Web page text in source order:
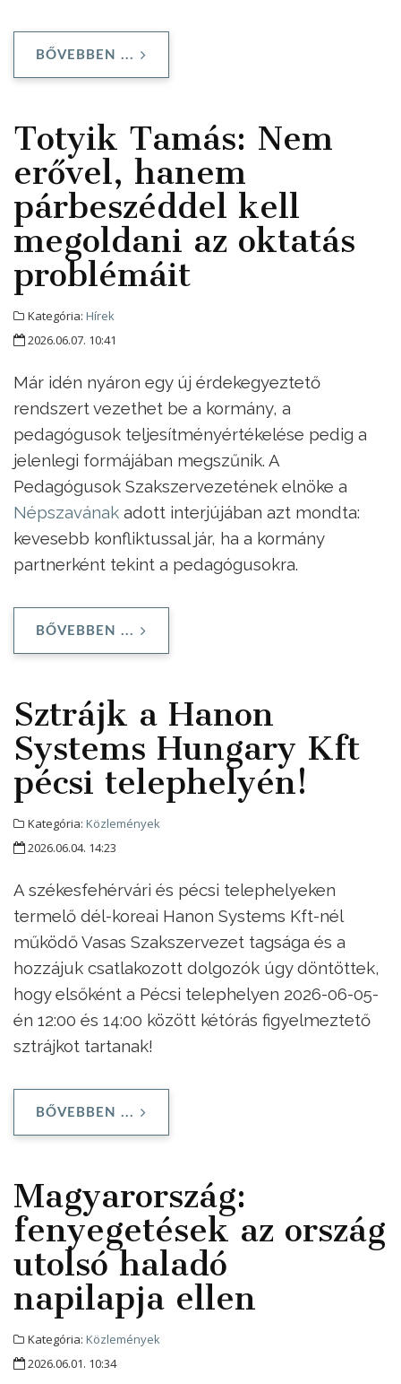
BŐVEBBEN ...
Totyik Tamás: Nem
erővel, hanem
párbeszéddel kell
megoldani az oktatás
problémáit
Kategória: Hírek
2026.06.07. 10:41
Már idén nyáron egy új érdekegyeztető
rendszert vezethet be a kormány, a
pedagógusok teljesítményértékelése pedig a
jelenlegi formájában megszűnik. A
Pedagógusok Szakszervezetének elnöke a
Népszavának adott interjújában azt mondta:
kevesebb konfliktussal jár, ha a kormány
partnerként tekint a pedagógusokra.
BŐVEBBEN ...
Sztrájk a Hanon
Systems Hungary Kft
pécsi telephelyén!
Kategória: Közlemények
2026.06.04. 14:23
A székesfehérvári és pécsi telephelyeken
termelő dél-koreai Hanon Systems Kft-nél
működő Vasas Szakszervezet tagsága és a
hozzájuk csatlakozott dolgozók úgy döntöttek,
hogy elsőként a Pécsi telephelyen 2026-06-05-
én 12:00 és 14:00 között kétórás figyelmeztető
sztrájkot tartanak!
BŐVEBBEN ...
Magyarország:
fenyegetések az ország
utolsó haladó
napilapja ellen
Kategória: Közlemények
2026.06.01. 10:34